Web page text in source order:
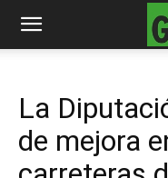
La
de mejora